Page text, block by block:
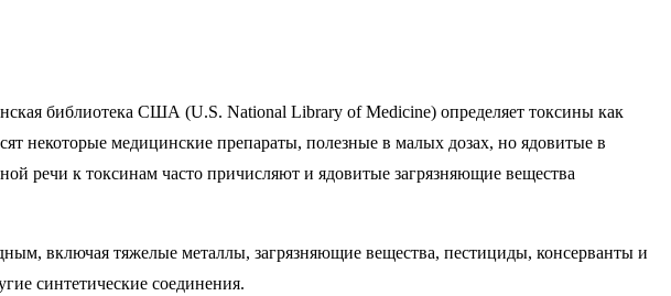
библиотека США (U.S. National Library of Medicine) определяет токсины как
некоторые медицинские препараты, полезные в малых дозах, но ядовитые в
речи к токсинам часто причисляют и ядовитые загрязняющие вещества
включая тяжелые металлы, загрязняющие вещества, пестициды, консерванты и
синтетические соединения.